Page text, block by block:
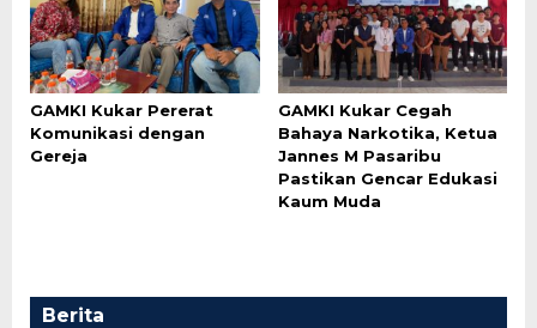
GAMKI Kukar Pererat
Komunikasi dengan
Gereja
GAMKI Kukar Cegah
Bahaya Narkotika, Ketua
Jannes M Pasaribu
Pastikan Gencar Edukasi
Kaum Muda
Berita